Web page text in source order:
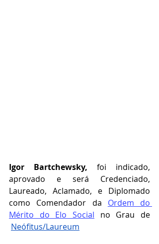
Igor Bartchewsky, foi indicado,
aprovado e será Credenciado,
Laureado, Aclamado, e Diplomado
como Comendador da
Ordem do
Mérito do Elo Social
Neófitus/Laureum